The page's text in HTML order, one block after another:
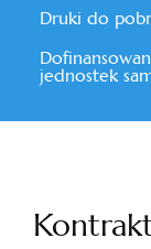
Druki do
jednostek